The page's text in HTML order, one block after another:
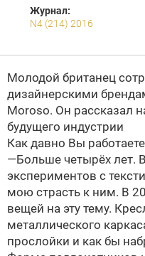
Журнал:
N4 (214) 2016
Молодой британец
дизайнерскими
Moroso. Он рассказал
будущего индустрии
Как давно Вы работаете
—Больше четырёх лет.
экспериментов с
мою страсть к ним. В
вещей на эту тему.
металлического
прослойки и как бы